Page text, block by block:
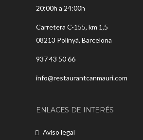
20:00h a 24:00h
Carretera C-155, km 1,5
08213 Polinyá, Barcelona
937 43 50 66
info@restaurantcanmauri.com
ENLACES DE INTERÉS
Aviso legal